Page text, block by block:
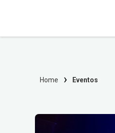
Home Eventos